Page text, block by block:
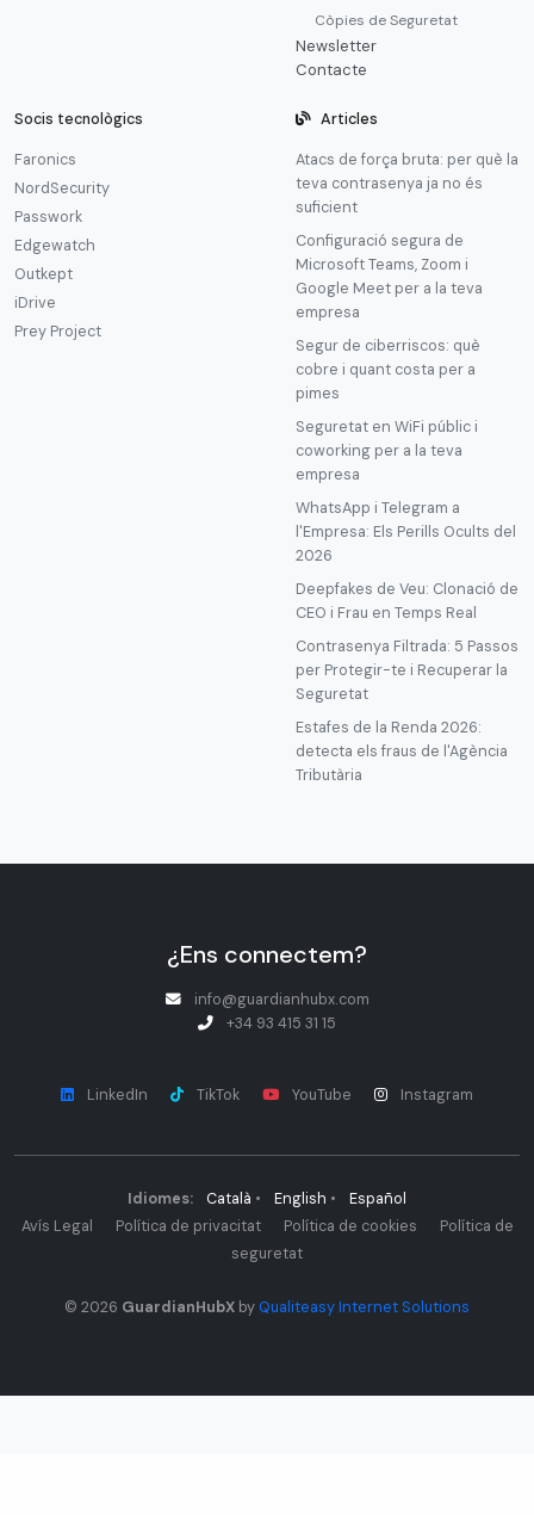
Còpies de Seguretat
Newsletter
Contacte
Socis tecnològics
Faronics
NordSecurity
Passwork
Edgewatch
Outkept
iDrive
Prey Project
Articles
Atacs de força bruta: per què la
teva contrasenya ja no és
suficient
Configuració segura de
Microsoft Teams, Zoom i
Google Meet per a la teva
empresa
Segur de ciberriscos: què
cobre i quant costa per a
pimes
Seguretat en WiFi públic i
coworking per a la teva
empresa
WhatsApp i Telegram a
l'Empresa: Els Perills Ocults del
2026
Deepfakes de Veu: Clonació de
CEO i Frau en Temps Real
Contrasenya Filtrada: 5 Passos
per Protegir-te i Recuperar la
Seguretat
Estafes de la Renda 2026:
detecta els fraus de l'Agència
Tributària
¿Ens connectem?
info@guardianhubx.com
+34 93 415 31 15
LinkedIn TikTok YouTube Instagram
Idiomes: Català • English •
Español
Avís Legal
Política de privacitat Política de cookies
Política de
seguretat
© 2026 GuardianHubX by Qualiteasy Internet Solutions